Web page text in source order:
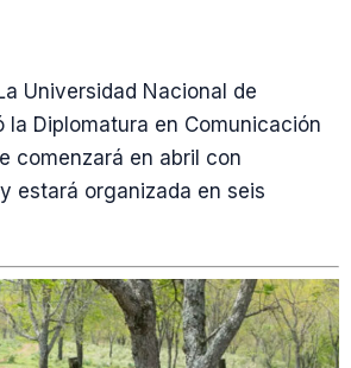
Universidad Nacional de
la Diplomatura en Comunicación
comenzará en abril con
estará organizada en seis